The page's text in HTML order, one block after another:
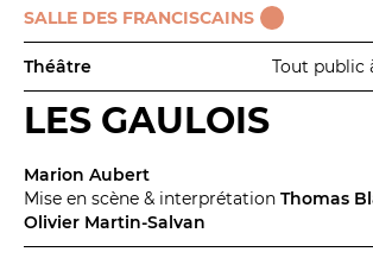
SALLE DES FRANCISCAINS
Théâtre Tout public
LES GAULOIS
Marion Aubert
Mise en scène & interprétation Thomas
Olivier Martin-Salvan